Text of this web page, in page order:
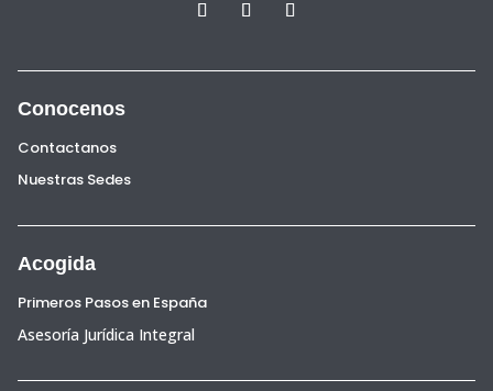
Conocenos
Contactanos
Nuestras Sedes
Acogida
Primeros Pasos en España
Asesoría Jurídica Integral